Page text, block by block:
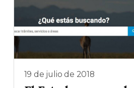
19 de julio de 2018